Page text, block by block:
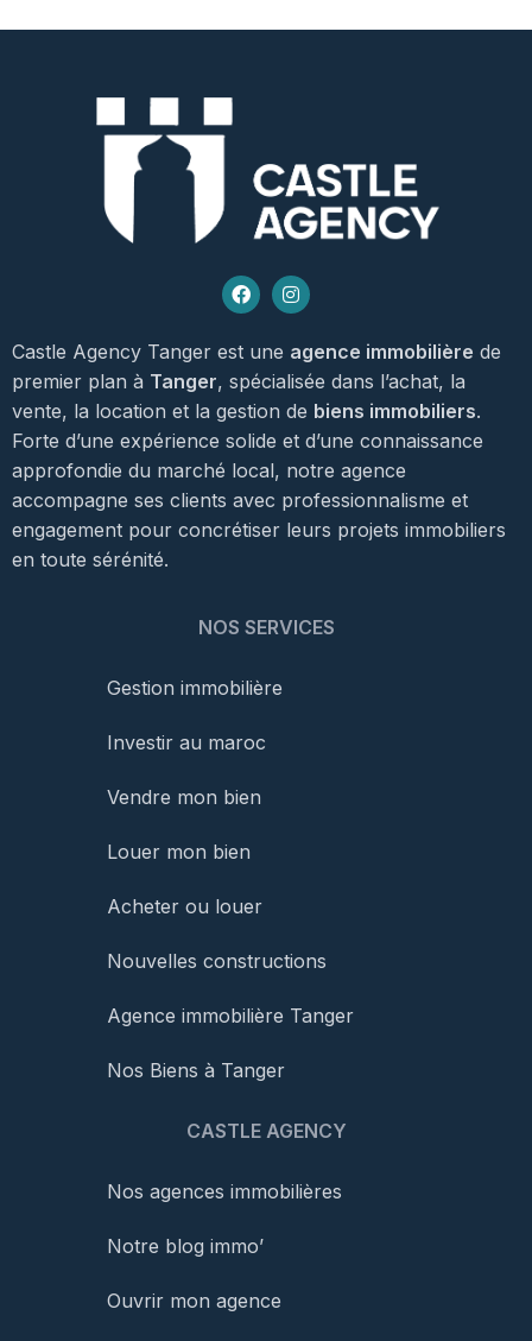
Castle Agency Tanger est une agence immobilière de
premier plan à Tanger, spécialisée dans l’achat, la
vente, la location et la gestion de biens immobiliers.
Forte d’une expérience solide et d’une connaissance
approfondie du marché local, notre agence
accompagne ses clients avec professionnalisme et
engagement pour concrétiser leurs projets immobiliers
en toute sérénité.
NOS SERVICES
Gestion immobilière
Investir au maroc
Vendre mon bien
Louer mon bien
Acheter ou louer
Nouvelles constructions
Agence immobilière Tanger
Nos Biens à Tanger
CASTLE AGENCY
Nos agences immobilières
Notre blog immo’
Ouvrir mon agence